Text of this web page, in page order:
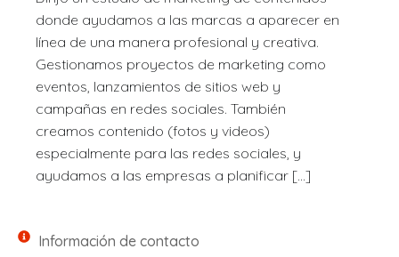
donde ayudamos a las marcas a aparecer en
línea de una manera profesional y creativa.
Gestionamos proyectos de marketing como
eventos, lanzamientos de sitios web y
campañas en redes sociales. También
creamos contenido (fotos y videos)
especialmente para las redes sociales, y
ayudamos a las empresas a planificar […]
Información de contacto